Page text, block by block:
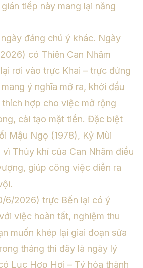
tiếp này mang lại năng
đáng chú ý khác. Ngày
có Thiên Can Nhâm
rơi vào trực Khai – trực đứng
ý nghĩa mở ra, khởi đầu
hợp cho việc mở rộng
cải tạo mặt tiền. Đặc biệt
Mậu Ngọ (1978), Kỷ Mùi
vì Thủy khí của Can Nhâm điều
giúp công việc diễn ra
6/2026) trực Bến lại có ý
việc hoàn tất, nghiệm thu
muốn khép lại giai đoạn sửa
tháng thì đây là ngày lý
Lục Hợp Hợi – Tý hóa thành